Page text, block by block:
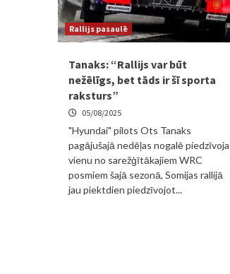
Rallijs pasaulē
Tanaks: “Rallijs var būt
nežēlīgs, bet tāds ir šī sporta
raksturs”
05/08/2025
"Hyundai" pilots Ots Tanaks
pagājušajā nedēļas nogalē piedzīvoja
vienu no sarežģītākajiem WRC
posmiem šajā sezonā, Somijas rallijā
jau piektdien piedzīvojot...